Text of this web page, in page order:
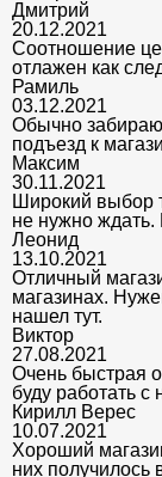
Дмитрий
20.12.2021
Соотношение
отлажен как
Рамиль
03.12.2021
Обычно
подъезд к
Максим
30.11.2021
Широкий выбор
не нужно
Леонид
13.10.2021
Отличный
магазинах.
нашел тут.
Виктор
27.08.2021
Очень быстрая
буду работать
Кирилл Верес
10.07.2021
Хороший
них получилось